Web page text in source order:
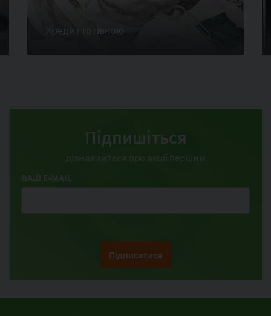
Кредит готівкою
Підпишіться
дізнавайтеся про акції першим
ВАШ E-MAIL
Підписатися